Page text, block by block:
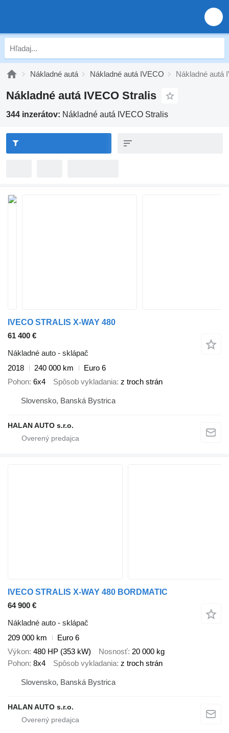
Nákladné autá Nákladné autá IVECO Nákladné autá
Nákladné autá IVECO Stralis
344 inzerátov: Nákladné autá IVECO Stralis
IVECO STRALIS X-WAY 480
61 400 €
Nákladné auto - sklápač
2018
240 000 km
Euro 6
Pohon 6x4 Spôsob vykladania z troch strán
Slovensko, Banská Bystrica
HALAN AUTO s.r.o.
IVECO STRALIS X-WAY 480 BORDMATIC
64 900 €
Nákladné auto - sklápač
209 000 km
Euro 6
Výkon 480 HP (353 kW) Nosnosť 20 000 kg
Pohon 8x4 Spôsob vykladania z troch strán
Slovensko, Banská Bystrica
HALAN AUTO s.r.o.